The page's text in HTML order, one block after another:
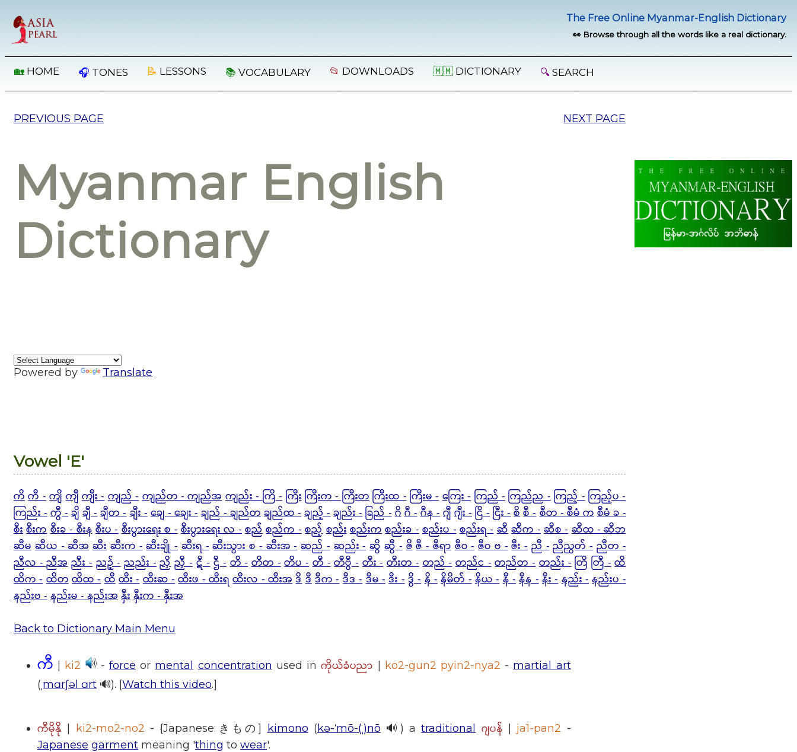
The Free Online Myanmar-English Dictionary
👀 Browse through all the words like a real dictionary.
🏡 HOME 🎧 TONES 📝 LESSONS 📚 VOCABULARY 📂 DOWNLOADS 🇲🇲 DICTIONARY 🔍 SEARCH
PREVIOUS PAGE NEXT PAGE
Myanmar English
Dictionary
Powered by Translate
Vowel 'E'
ကိကီ -ကျိကျီ ကျီး -ကျည် -ကျည်တ - ကျည်အကျည်း -ကြိ - ကြီးကြီးက - ကြီးတကြီးထ -ကြီးမ -ကြေး - ကြည် -ကြည်ည -ကြည့် -ကြည့်ပ -
ကြည်း -ကွီ -ချိချီ -ချီတ -ချီး -ချေ -ချေး -ချည် - ချည်တချည်ထ -ချည့် -ချည်း -ခြည် -ဂိဂီ -ဂီန -ဂျီ ဂျီး -ငြိ -ငြီး -စိစီ -စီတ - စီမံ ကစီမံ ခ -
စီးစီးကစီးခ - စီးနစီးပ -စီးပွားရေး စ -စီးပွားရေး လ -စည်စည်က -စည့်စည်းစည်းကစည်းခ -စည်းပ -စည်းရ -ဆီဆီက -ဆီစ -ဆီထ - ဆီဘ
ဆီမ ဆီယ - ဆီအ ဆီး ဆီးက - ဆီးချို - ဆီးရ - ဆီးသွား စ - ဆီးအ - ဆည် - ဆည်း - ဆွိ ဆွီ - ဇိ ဇီ - ဇီရာ ဇီဝ - ဇီဝ ဗ - ဇီး - ညီ - ညီညွတ် - ညီတ -
ညီလ - ညီအ ညီး - ညဉ့် - ညည်း - ညှိ ညှီ - ဋီ - ဌီ - တိ - တိတ - တိပ - တီ - တီဗွီ - တီး - တီးတ - တည် - တည်င - တည်တ - တည်း - တြိ တြီ - ထိ
ထိက -ထိတထိထ -ထီထီး -ထီးဆ -ထီးဖ - ထီးရထီးလ - ထီးအဒိဒီဒီက -ဒီဒ -ဒီမ -ဒီး -ဒွိ -နိ -နိမိတ် -နိယ -နီ -နီန -နီး -နည်း -နည်းပ -
နည်းဗ -နည်းမ - နည်းအနှီးနှီးက - နှီးအ
Back to Dictionary Main Menu
ကီ | ki2 -force or mental concentration used inကိုယ်ခံပညာ | ko2-gun2 pyin2-nya2 - martial art
( ˌmɑrʃəl ɑrt 🔊). [Watch this video.]
ကီမိုနို | ki2-mo2-no2 - {Japanese:きもの] kimono (kə-ˈmō-(ˌ)nō 🔊) atraditional ဂျပန် | ja1-pan2 -
Japanese garment meaning 'thing to wear'.